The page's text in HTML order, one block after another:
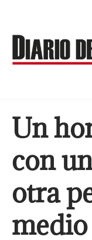
contenido
Un
con
otra